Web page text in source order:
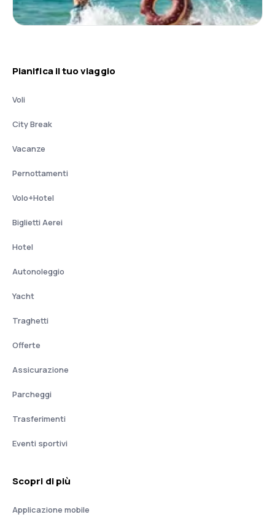
Pianifica il tuo viaggio
Voli
City Break
Vacanze
Pernottamenti
Volo+Hotel
Biglietti Aerei
Hotel
Autonoleggio
Yacht
Traghetti
Offerte
Assicurazione
Parcheggi
Trasferimenti
Eventi sportivi
Scopri di più
Applicazione mobile